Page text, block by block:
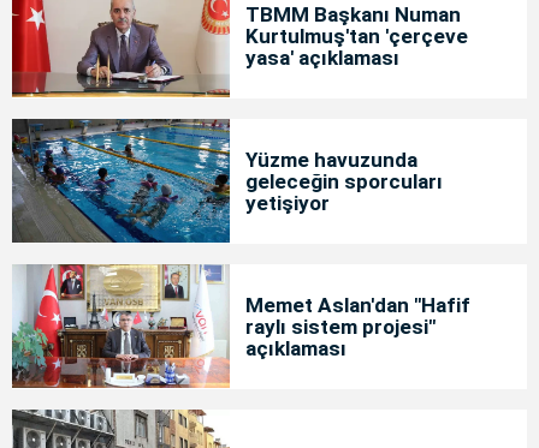
TBMM Başkanı Numan
Kurtulmuş'tan 'çerçeve
yasa' açıklaması
Yüzme havuzunda
geleceğin sporcuları
yetişiyor
Memet Aslan'dan "Hafif
raylı sistem projesi"
açıklaması